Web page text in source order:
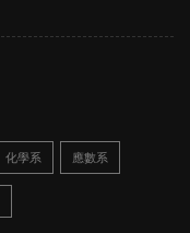
化學系 應數系